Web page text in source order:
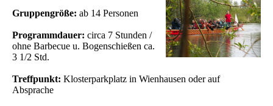
Gruppengröße: ab 14 Personen
Programmdauer: circa 7 Stunden /
ohne Barbecue u. Bogenschießen ca.
3 1/2 Std.
Treffpunkt: Klosterparkplatz in Wienhausen oder auf
Absprache